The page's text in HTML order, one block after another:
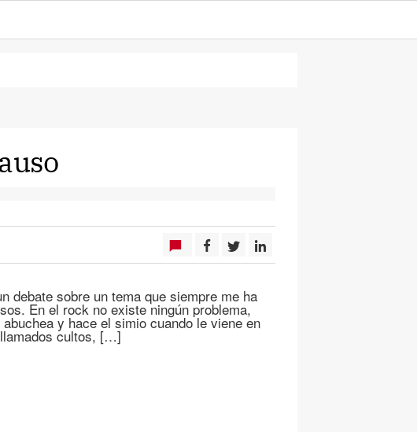
debate sobre un tema que siempre me ha
En el rock no existe ningún problema,
y hace el simio cuando le viene en
cultos, […]